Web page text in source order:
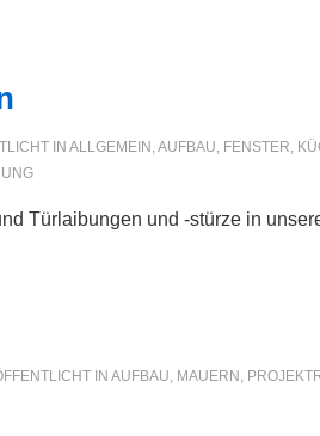
IN ALLGEMEIN ,AUFBAU, FENSTER,
Türlaibungen und -stürze in
IN AUFBAU, MAUERN ,